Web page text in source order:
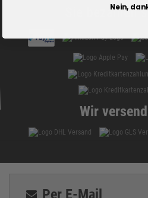
Sie bezahlen
Wir
Per E-Mail
Nein,